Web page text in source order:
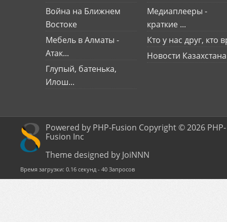
Война на Ближнем
Востоке
Мебель в Алматы -
Атак...
Глупый, батенька,
Илош...
Медиаплееры -
краткие ...
Кто у нас друг, кто
Новости Казахстана
Powered by PHP-Fusion Copyright © 2026 PHP-
Fusion Inc
Theme designed by JoiNNN
Время загрузки: 0.16 секунд - 40 Запросов